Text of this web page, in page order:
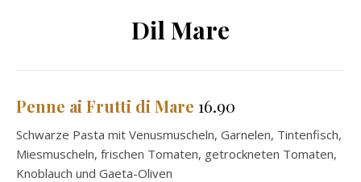
Dil Mare
Penne ai Frutti di Mare 16.90
Schwarze Pasta mit Venusmuscheln, Garnelen, Tintenfisch,
Miesmuscheln, frischen Tomaten, getrockneten Tomaten,
Knoblauch und Gaeta-Oliven